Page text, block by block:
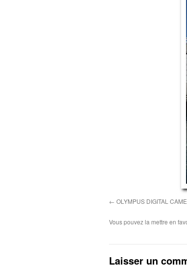
OLYMPUS DIGITAL
Vous pouvez la mettre en
Laisser un